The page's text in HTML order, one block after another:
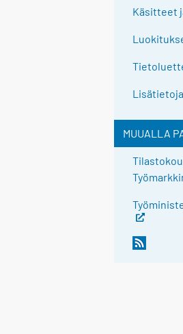
Käsitteet
Lisätietoja
MUUALLA